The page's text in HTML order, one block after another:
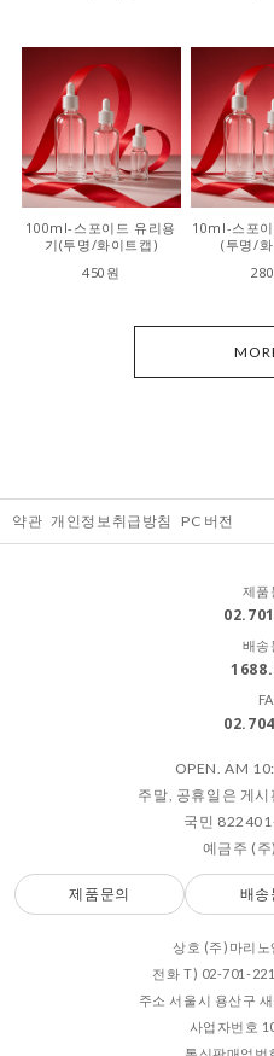
100ml-스포이드 유리용
기(투명/화이트캡)
450원
10ml-스포
(투명/
약관 개인정보취급방침 PC 버전
제품
배송
OPEN. AM
주말, 공휴일은 게
국민
예금주 (
제품문의 배송
상호 (주)마리노
전화 T) 02-701-
주소 서울시 용산구
사업자번호